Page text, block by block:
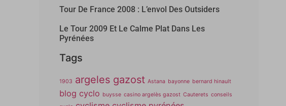
Tour De France 2008 : L’envol Des Outsiders
Le Tour 2009 Et Le Calme Plat Dans Les
Pyrénées
Tags
1903 argeles gazost Astana bayonne bernard hinault
blog cyclo buysse casino argelès gazost Cauterets conseils